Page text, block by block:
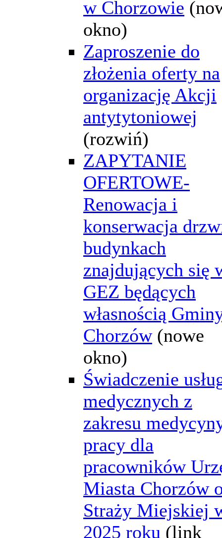
w Chorzowie
okno)
Zaproszenie do
złożenia oferty na
organizację Akcji
antytytoniowej
(rozwiń)
ZAPYTANIE
OFERTOWE-
Renowacja i
konserwacja
budynkach
znajdujących się
GEZ będących
własnością
Chorzów (nowe
okno)
Świadczenie
medycznych z
zakresu
pracy dla
pracowników
Miasta Chorzów
Straży Miejskiej
2025 roku (link